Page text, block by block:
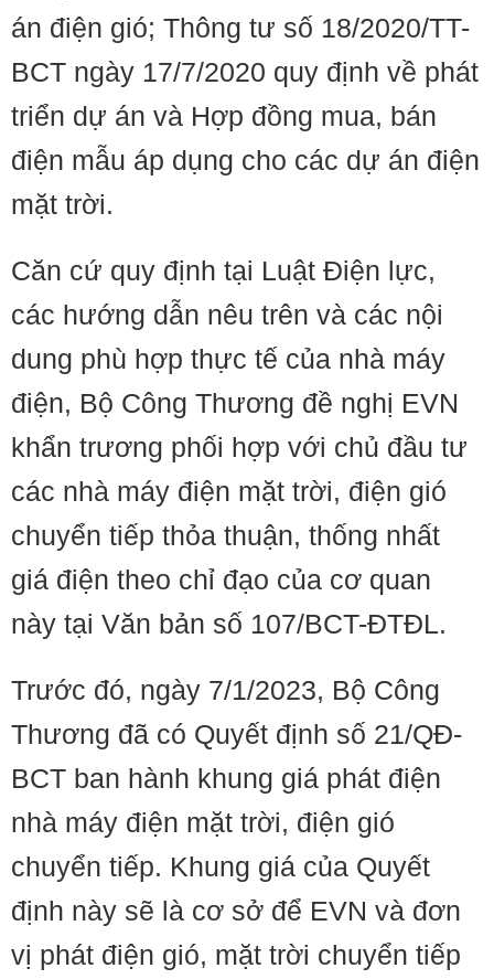
án điện gió; Thông tư số 18/2020/TT-
BCT ngày 17/7/2020 quy định về phát
triển dự án và Hợp đồng mua, bán
điện mẫu áp dụng cho các dự án điện
mặt trời.
Căn cứ quy định tại Luật Điện lực,
các hướng dẫn nêu trên và các nội
dung phù hợp thực tế của nhà máy
điện, Bộ Công Thương đề nghị EVN
khẩn trương phối hợp với chủ đầu tư
các nhà máy điện mặt trời, điện gió
chuyển tiếp thỏa thuận, thống nhất
giá điện theo chỉ đạo của cơ quan
này tại Văn bản số 107/BCT-ĐTĐL.
Trước đó, ngày 7/1/2023, Bộ Công
Thương đã có Quyết định số 21/QĐ-
BCT ban hành khung giá phát điện
nhà máy điện mặt trời, điện gió
chuyển tiếp. Khung giá của Quyết
định này sẽ là cơ sở để EVN và đơn
vị phát điện gió, mặt trời chuyển tiếp